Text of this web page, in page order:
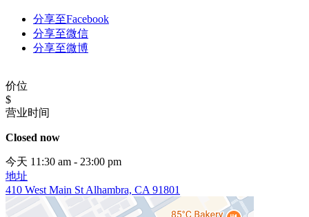
分享至Facebook
分享至微信
分享至微博
价位
$
营业时间
Closed now
今天 11:30 am - 23:00 pm
地址
410 West Main St Alhambra, CA 91801